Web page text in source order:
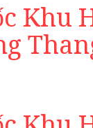
Khu